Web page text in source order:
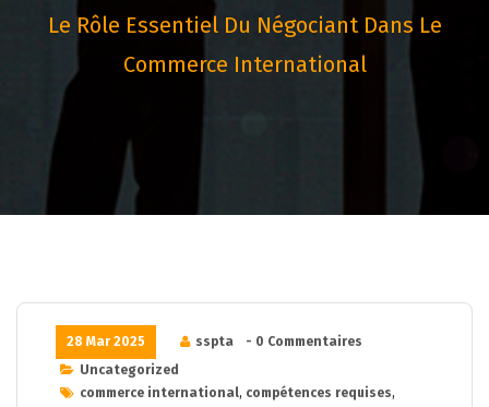
Le Rôle Essentiel Du Négociant Dans Le
Commerce International
28 Mar 2025 sspta
- 0 Commentaires
Uncategorized
commerce international, compétences requises,